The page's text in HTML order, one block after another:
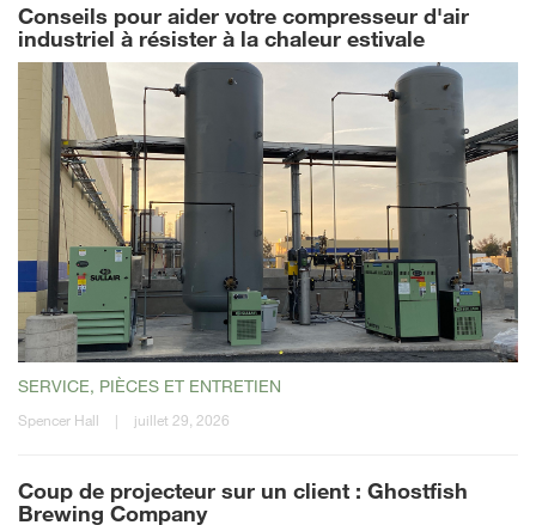
Conseils pour aider votre compresseur d'air
industriel à résister à la chaleur estivale
SERVICE, PIÈCES ET ENTRETIEN
Spencer Hall | juillet 29, 2026
Coup de projecteur sur un client : Ghostfish
Brewing Company